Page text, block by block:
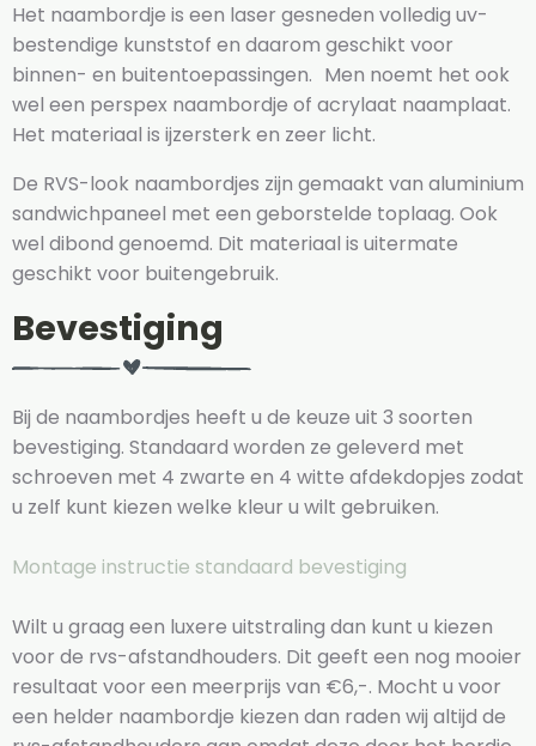
Het naambordje is een laser gesneden volledig uv-
bestendige kunststof en daarom geschikt voor
binnen- en buitentoepassingen. Men noemt het ook
wel een perspex naambordje of acrylaat naamplaat.
Het materiaal is ijzersterk en zeer licht.
De RVS-look naambordjes zijn gemaakt van aluminium
sandwichpaneel met een geborstelde toplaag. Ook
wel dibond genoemd. Dit materiaal is uitermate
geschikt voor buitengebruik.
Bevestiging
Bij de naambordjes heeft u de keuze uit 3 soorten
bevestiging. Standaard worden ze geleverd met
schroeven met 4 zwarte en 4 witte afdekdopjes zodat
u zelf kunt kiezen welke kleur u wilt gebruiken.
Montage instructie standaard bevestiging
Wilt u graag een luxere uitstraling dan kunt u kiezen
voor de rvs-afstandhouders. Dit geeft een nog mooier
resultaat voor een meerprijs van €6,-. Mocht u voor
een helder naambordje kiezen dan raden wij altijd de